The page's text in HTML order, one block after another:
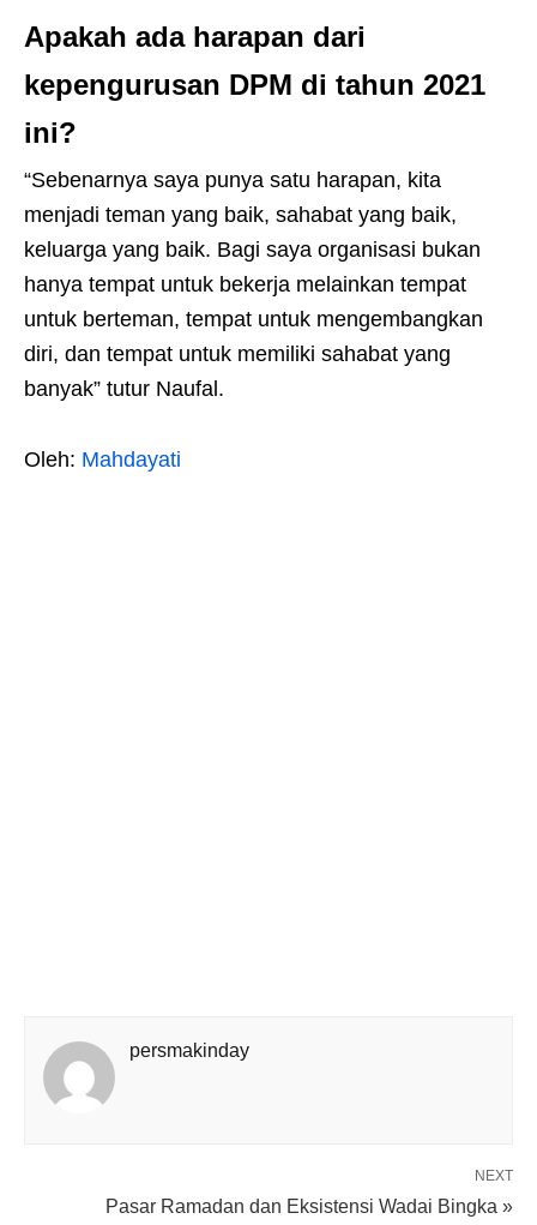
Apakah ada harapan dari
kepengurusan DPM di tahun 2021
ini?
“Sebenarnya saya punya satu harapan, kita
menjadi teman yang baik, sahabat yang baik,
keluarga yang baik. Bagi saya organisasi bukan
hanya tempat untuk bekerja melainkan tempat
untuk berteman, tempat untuk mengembangkan
diri, dan tempat untuk memiliki sahabat yang
banyak” tutur Naufal.
Oleh: Mahdayati
persmakinday
NEXT
Pasar Ramadan dan Eksistensi Wadai Bingka »